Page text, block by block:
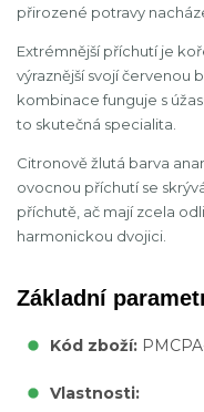
přirozené potravy
Extrémnější příchutí je
výraznější svojí červenou
kombinace funguje s
to skutečná specialita.
Citronově žlutá barva
ovocnou příchutí se
příchutě, ač mají zcela
harmonickou dvojici.
Základní
Kód zboží:
Vlastnosti: